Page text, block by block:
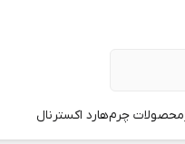
محصولات چرمهارد اکسترنال